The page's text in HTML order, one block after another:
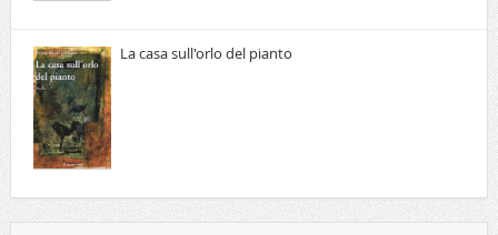
La casa sull'orlo del pianto